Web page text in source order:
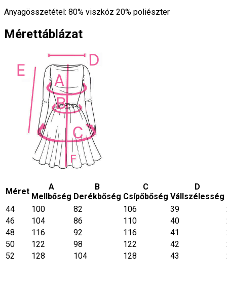
Anyagösszetétel: 80% viszkóz 20% poliészter
Mérettáblázat
Méret
A
Mellbőség
B
Derékbőség
C
Csípőbőség
D
Vállszélesség
44
100 82 106 39
46
104 86 110 40
48
116 92 116 41
50
122 98 122 42
52
128 104 128 43